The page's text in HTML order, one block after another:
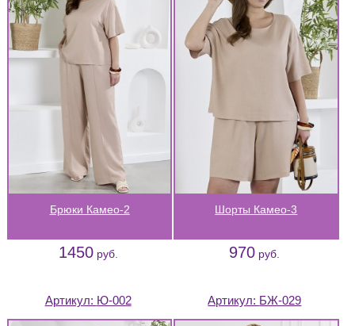
Брюки Камео-2
1450руб.
Шорты Камео-3
970 руб.
Артикул: Ю-002 Артикул: БЖ-029